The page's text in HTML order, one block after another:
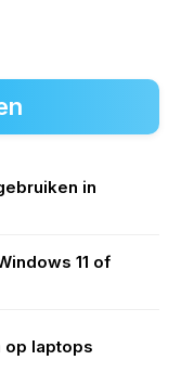
in
11 of
op laptops